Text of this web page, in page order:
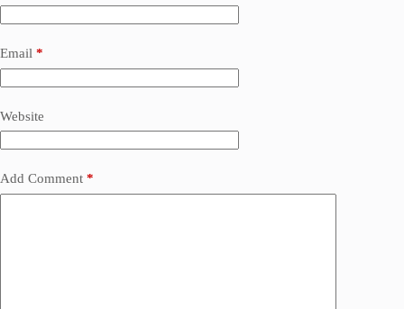
Email *
Website
Add Comment *